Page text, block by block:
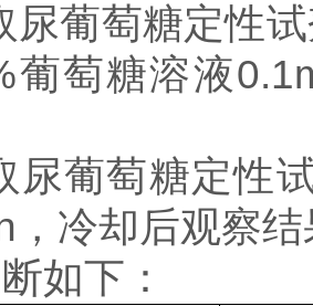
尿葡萄糖定性
葡萄糖溶液
尿葡萄糖定性
，冷却后观察
如下：